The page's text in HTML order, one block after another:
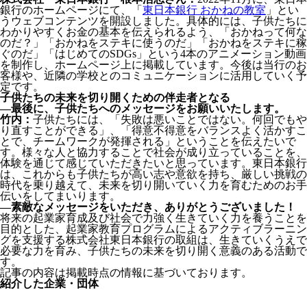
銀行のホームページにて、「 東日本銀行 おかねの教室 」とい
うウェブコンテンツを開設しました。具体的には、子供たちに
わかりやすくお金の基本を伝えられるよう、「おかねって何な
のだ？」「おかねをステキに使うのだ」「おかねをステキに稼
ぐのだ」「はじめてのSDGs」という4本のアニメーション動画
を制作し、ホームページ上に掲載しています。今後は当行のお
客様や、近隣の学校とのコミュニケーションに活用していく予
定です。
子供たちの未来を切り開くための伴走者となる
―最後に、子供たちへのメッセージをお願いいたします。
竹内： 子供たちには、「失敗は悪いことではない。何回でもや
り直すことができる」、「得意不得意をバランスよく活かすこ
とで、チームワークが発揮される」ということを伝えたいで
す。様々な人と協力することで社会が成り立っていることを、
体験を通じて感じていただきたいと思っています。東日本銀行
は、これからも子供たちが高い志や意欲を持ち、厳しい挑戦の
時代を乗り越えて、未来を切り開いていく力を育むためのお手
伝いをしてまいります。
―素敵なメッセージをいただき、ありがとうございました！
将来の起業家育成及び社会で力強く生きていく力を養うことを
目的とした、起業家教育プログラムによるアクティブラーニン
グを支援する株式会社東日本銀行の取組は、生きていくうえで
必要な力を育み、子供たちの未来を切り開く意義のある活動で
す。
記事の内容は掲載時点の情報に基づいております。
紹介した企業・団体